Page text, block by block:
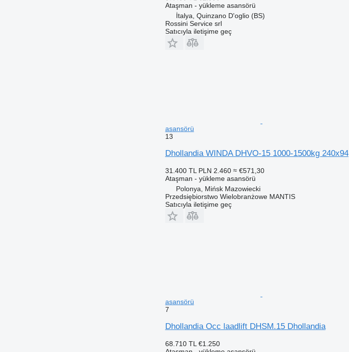
Ataşman - yükleme asansörü
İtalya, Quinzano D'oglio (BS)
Rossini Service srl
Satıcıyla iletişime geç
asansörü
13
Dhollandia WINDA DHVO-15 1000-1500kg 240x94
31.400 TL PLN 2.460 ≈ €571,30
Ataşman - yükleme asansörü
Polonya, Mińsk Mazowiecki
Przedsiębiorstwo Wielobranżowe MANTIS
Satıcıyla iletişime geç
asansörü
7
Dhollandia Occ laadlift DHSM.15 Dhollandia
68.710 TL €1.250